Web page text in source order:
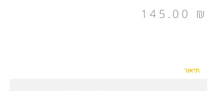
145.00 ₪
תיאור